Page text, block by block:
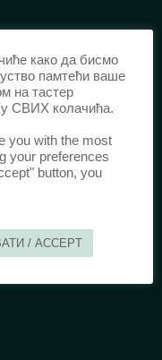
у
како да бисмо
памтећи ваше
на тастер
СВИХ колачића.
you with the most
your preferences
button, you
/ ACCEPT